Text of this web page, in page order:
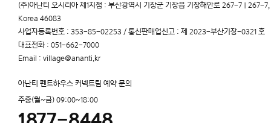
(주)아난티 오시리아 제1지점 : 부산광역시 기장군 기장읍 기장해안로 267-7 |
Korea 46083
사업자등록번호 : 353-85-02253 / 통신판매업신고 : 제 2023-부산기장-0321 호
대표전화 : 051-662-7000
Email : village@ananti.kr
아난티 펜트하우스 커넥트팀 예약 문의
주중(월~금) 09:00~18:00